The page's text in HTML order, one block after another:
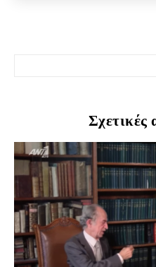
Σχετικές